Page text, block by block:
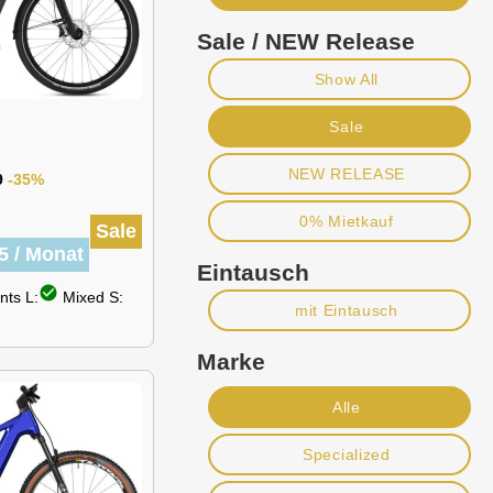
-35%
Sale
/ Monat
L:check_circle Mixed S:
Sale / NEW Release
Show All
Sale
NEW RELEASE
0% Mietkauf
Eintausch
mit Eintausch
Marke
Alle
Specialized